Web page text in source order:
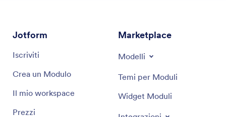
Jotform
Iscriviti
Crea un Modulo
Il mio workspace
Prezzi
Marketplace
Modelli
Temi per Moduli
Widget Moduli